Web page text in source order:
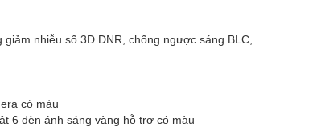
nhiễu số 3D DNR, chống ngược sáng BLC,
có màu
6 đèn ánh sáng vàng hỗ trợ có màu